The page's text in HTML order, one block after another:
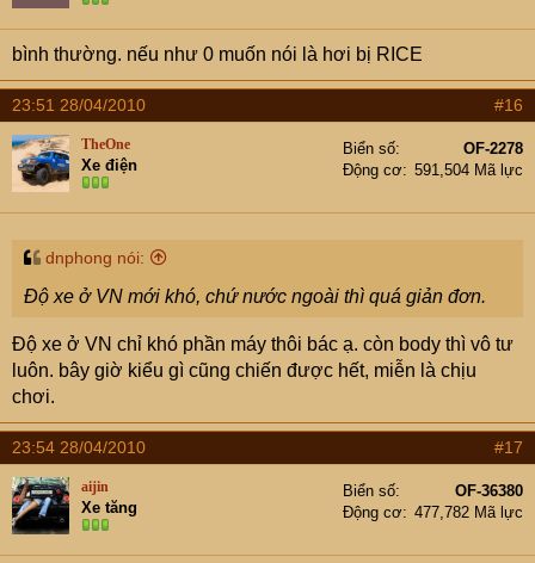
bình thường. nếu như 0 muốn nói là hơi bị RICE
23:51 28/04/2010 #16
TheOne
Xe điện
Biển số
OF-2278
Động cơ
591,504 Mã lực
dnphong nói:
Độ xe ở VN mới khó, chứ nước ngoài thì quá giản đơn.
Độ xe ở VN chỉ khó phần máy thôi bác ạ. còn body thì vô tư
luôn. bây giờ kiểu gì cũng chiến được hết, miễn là chịu
chơi.
23:54 28/04/2010 #17
aijin
Xe tăng
Biển số
OF-36380
Động cơ
477,782 Mã lực